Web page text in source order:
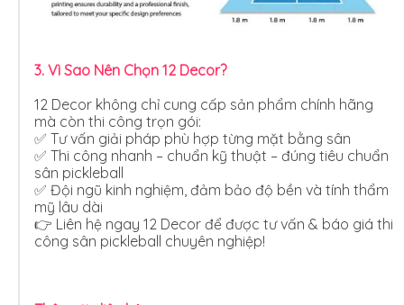
3. Vì Sao Nên Chọn 12 Decor?
12 Decor không chỉ cung cấp sản phẩm chính hãng
mà còn thi công trọn gói:
✅ Tư vấn giải pháp phù hợp từng mặt bằng sân
✅ Thi công nhanh – chuẩn kỹ thuật – đúng tiêu chuẩn
sân pickleball
✅ Đội ngũ kinh nghiệm, đảm bảo độ bền và tính thẩm
mỹ lâu dài
👉 Liên hệ ngay 12 Decor để được tư vấn & báo giá thi
công sân pickleball chuyên nghiệp!